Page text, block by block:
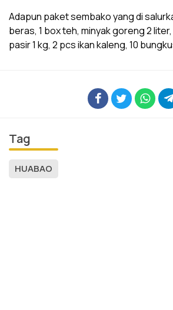
‎Adapun paket sembako yang di
beras, 1 box teh, minyak goreng 2
pasir 1 kg, 2 pcs ikan kaleng, 10
Tag
HUABAO